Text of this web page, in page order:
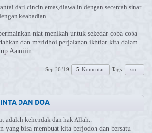
dari cincin emas,diawalin dengan secercah sinar
keabadian
niat menikah untuk sekedar coba coba
dan meridhoi perjalanan ikhtiar kita dalam
Aamiiin
Sep 26 '19 5 Komentar Tags: suci
DAN DOA
adalah kehendak dan hak Allah..
yang bisa membuat kita berjodoh dan bersatu